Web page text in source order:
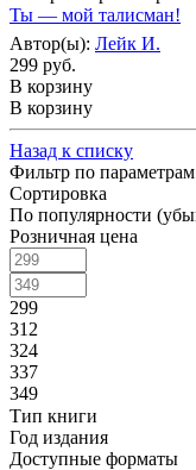
Ты — мой талисман!
Автор(ы): Лейк И.
299 руб.
В корзину
В корзину
Назад к списку
Фильтр по параметрам
Сортировка
По популярности
Розничная цена
299
312
324
337
349
Тип книги
Год издания
Доступные форматы